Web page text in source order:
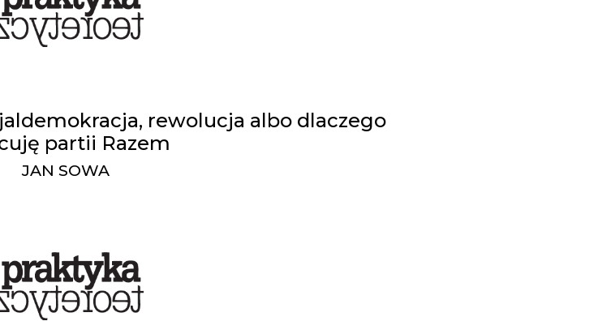
rewolucja albo dlaczego
partii Razem
JAN SOWA